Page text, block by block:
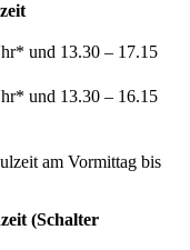
und 13.30 – 17.15
und 13.30 – 16.15
am Vormittag bis
(Schalter